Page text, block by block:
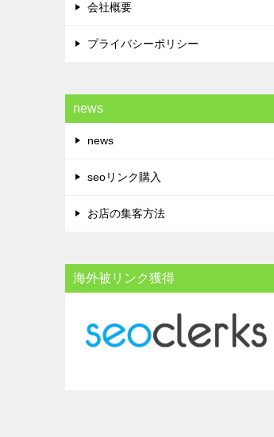
会社概要
プライバシーポリシー
news
news
seoリンク購入
お店の集客方法
海外被リンク獲得